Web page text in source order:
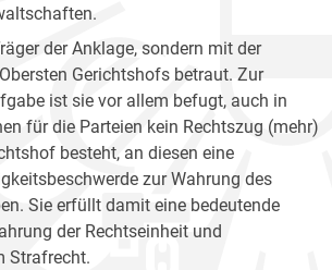
der Anklage, sondern mit der
Gerichtshofs betraut. Zur
ist sie vor allem befugt, auch in
für die Parteien kein Rechtszug (mehr)
besteht, an diesen eine
zur Wahrung des
Sie erfüllt damit eine bedeutende
der Rechtseinheit und
Strafrecht.